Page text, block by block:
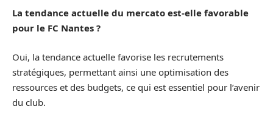
La tendance actuelle du mercato est-elle favorable
pour le FC Nantes ?
Oui, la tendance actuelle favorise les recrutements
stratégiques, permettant ainsi une optimisation des
ressources et des budgets, ce qui est essentiel pour l’avenir
du club.